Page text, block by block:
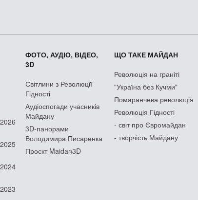
ФОТО, АУДІО, ВІДЕО,
3D
Світлини з Революції
Гідності
Аудіоспогади учасників
Майдану
3D-панорами
Володимира Писаренка
Проєкт Maidan3D
ЩО ТАКЕ МАЙДАН
Революція на граніті
"Україна без Кучми"
Помаранчева революція
Революція Гідності
- світ про Євромайдан
- творчість Майдану